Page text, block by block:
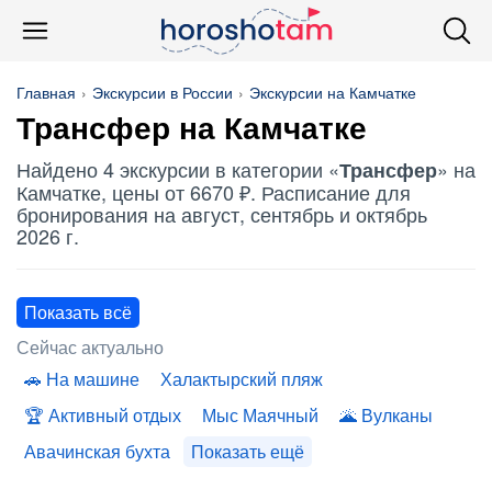
Главная Экскурсии в России Экскурсии на Камчатке
Трансфер на Камчатке
Найдено 4 экскурсии в категории «Трансфер» на
Камчатке, цены от 6670 ₽. Расписание для
бронирования на август, сентябрь и октябрь
2026 г.
Показать всё
Сейчас актуально
На машине
Халактырский пляж
Активный отдых
Мыс Маячный
Вулканы
Авачинская бухта
Показать ещё